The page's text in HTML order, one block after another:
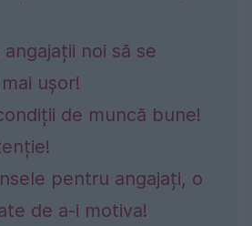
noi să se
ușor!
de muncă bune!
pentru angajați, o
de a-i motiva!